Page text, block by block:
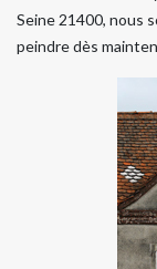
Seine 21400, nous
peindre dès